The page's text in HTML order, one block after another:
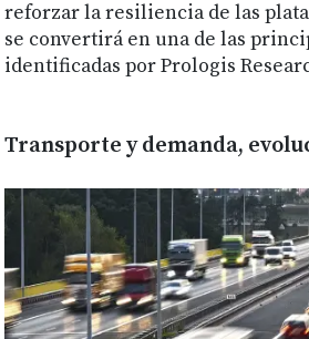
reforzar la resiliencia de las
se convertirá en una de las
identificadas por Prologis
Transporte y demanda,